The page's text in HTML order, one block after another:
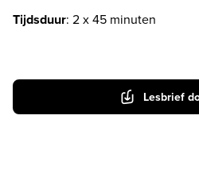
Tijdsduur: 2 x 45 minuten
Lesbrief